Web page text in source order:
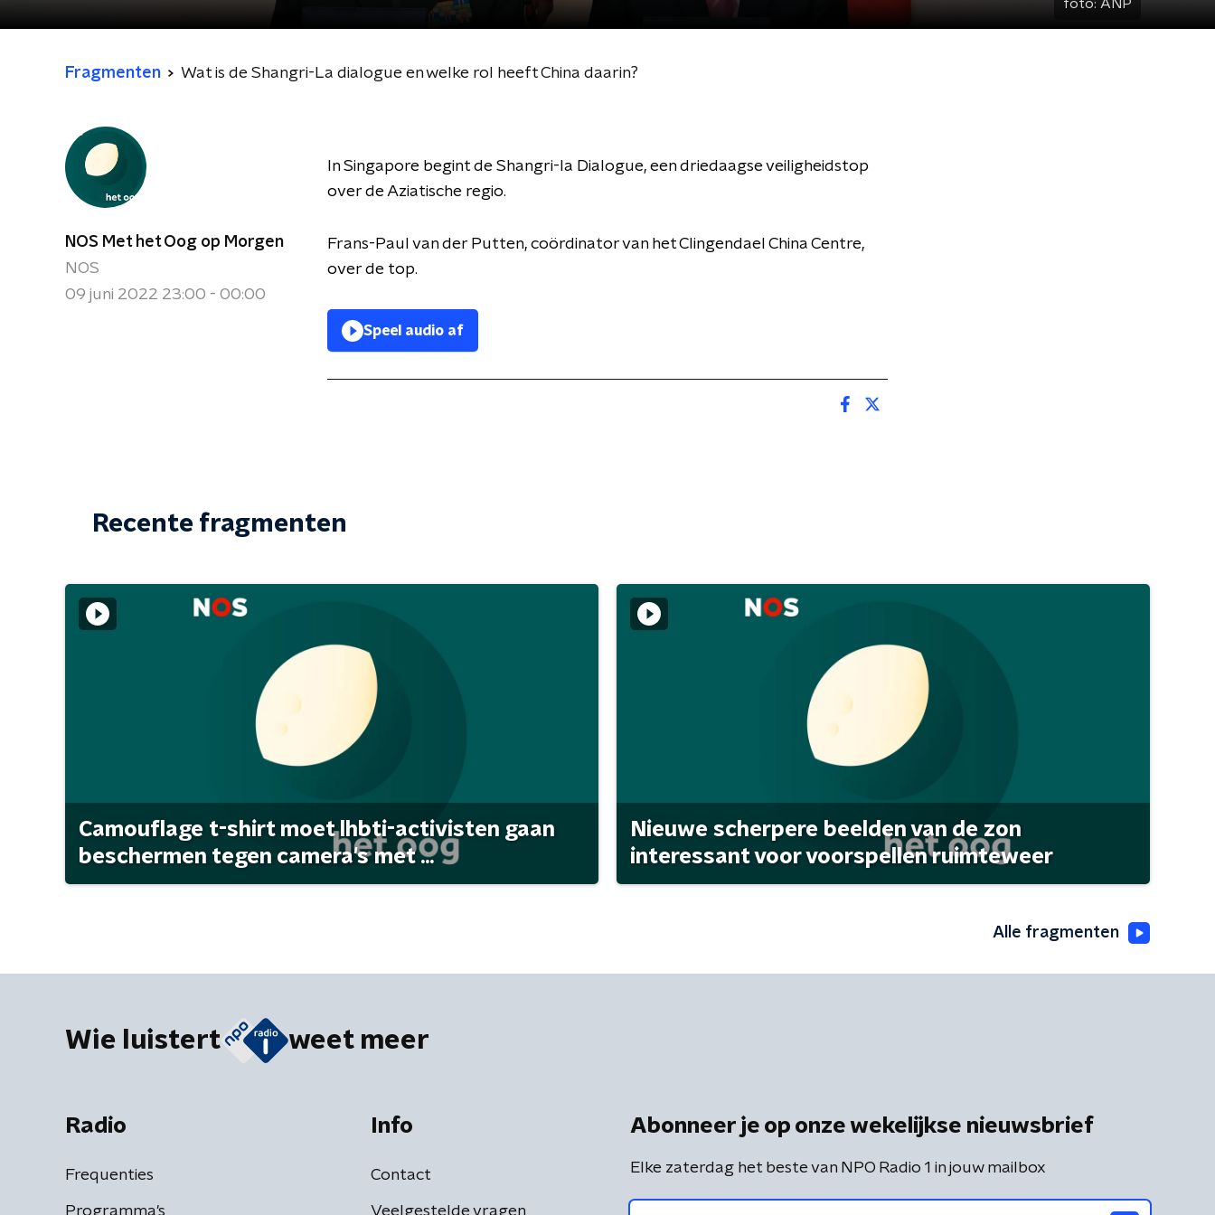
foto: ANP
Fragmenten Wat is de Shangri-La dialogue en welke rol heeft China daarin?
NOS Met het Oog op Morgen
NOS
09 juni 2022 23:00 - 00:00
In Singapore begint de Shangri-la Dialogue, een driedaagse veiligheidstop
over de Aziatische regio.
Frans-Paul van der Putten, coördinator van het Clingendael China Centre,
over de top.
Speel audio af
Recente fragmenten
Camouflage t-shirt moet lhbti-activisten gaan
beschermen tegen camera's met ...
Nieuwe scherpere beelden van de zon
interessant voor voorspellen ruimteweer
Alle fragmenten
Wie luistert weet meer
Radio
Frequenties
Programma's
Info
Contact
Veelgestelde vragen
Abonneer je op onze wekelijkse nieuwsbrief
Elke zaterdag het beste van NPO Radio 1 in jouw mailbox